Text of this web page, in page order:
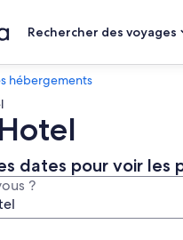
Rechercher des voyages
hébergements
dates pour voir les
?